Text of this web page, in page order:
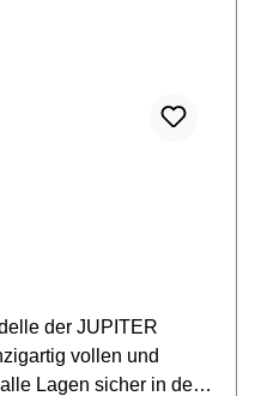
der JUPITER
vollen und
Lagen sicher in der